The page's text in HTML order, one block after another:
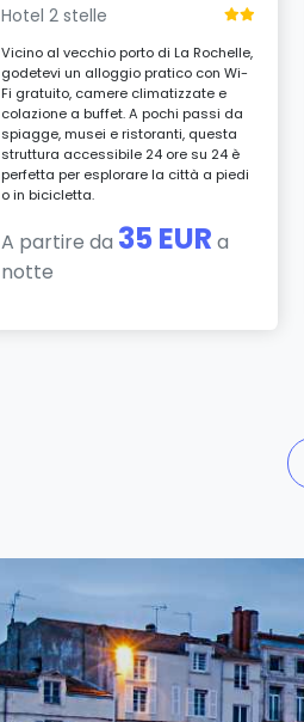
Hotel 2 stelle
Vicino al vecchio porto di La Rochelle,
godetevi un alloggio pratico con Wi-
Fi gratuito, camere climatizzate e
colazione a buffet. A pochi passi da
spiagge, musei e ristoranti, questa
struttura accessibile 24 ore su 24 è
perfetta per esplorare la città a piedi
o in bicicletta.
A partire da 35 EUR a
notte